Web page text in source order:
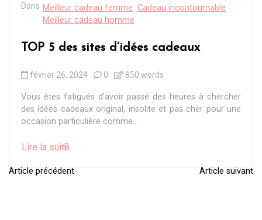
Dans Meilleur cadeau femme Cadeau incontournable
Meilleur cadeau homme
TOP 5 des sites d’idées cadeaux
février 26, 2024 0 850 words
Vous êtes fatigués d’avoir passé des heures à chercher
des idées cadeaux original, insolite et pas cher pour une
occasion particulière comme...
Lire la suite
N
Article précédent Article suivant